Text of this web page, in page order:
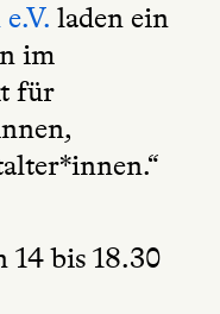
laden ein
im
für
14 bis 18.30